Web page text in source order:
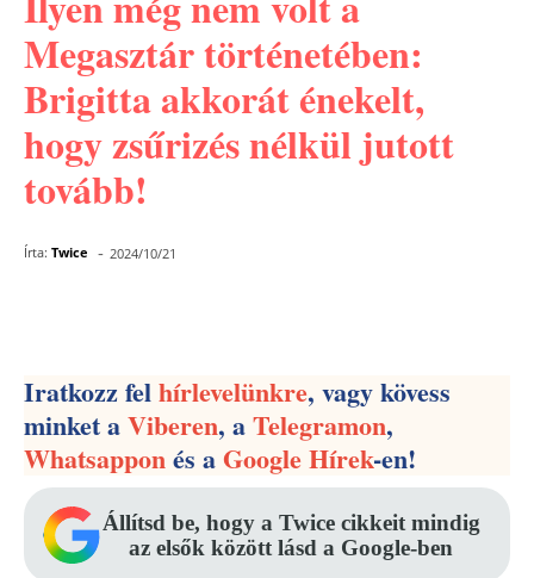
Megasztár történetében:
Brigitta akkorát énekelt,
hogy zsűrizés nélkül jutott
tovább!
Írta: Twice - 2024/10/21
Iratkozz felhírlevelünkre, vagy kövess
minket aViberen, aTelegramon,
Whatsapponés aGoogle Hírek-en!
Állítsd be, hogy a Twice cikkeit mindig
az elsők között lásd a Google-ben